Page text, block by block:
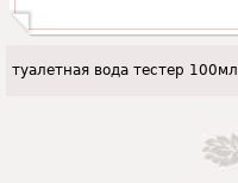
туалетная вода тестер 100мл